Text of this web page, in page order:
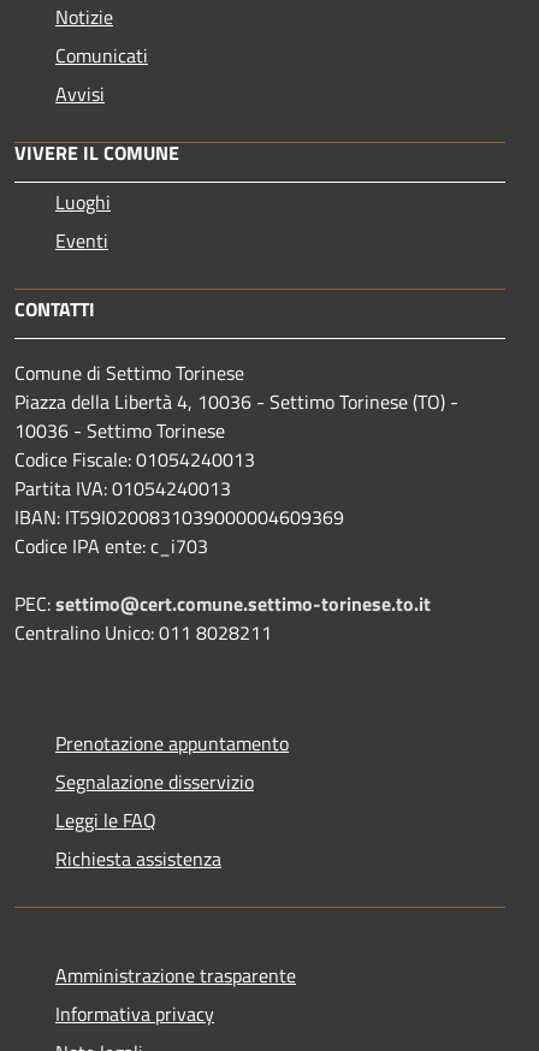
Notizie
Comunicati
Avvisi
VIVERE IL COMUNE
Luoghi
Eventi
CONTATTI
Comune di Settimo Torinese
Piazza della Libertà 4, 10036 - Settimo Torinese (TO) -
10036 - Settimo Torinese
Codice Fiscale: 01054240013
Partita IVA: 01054240013
IBAN: IT59I0200831039000004609369
Codice IPA ente: c_i703
PEC:settimo@cert.comune.settimo-torinese.to.it
Centralino Unico: 011 8028211
Prenotazione appuntamento
Segnalazione disservizio
Leggi le FAQ
Richiesta assistenza
Amministrazione trasparente
Informativa privacy